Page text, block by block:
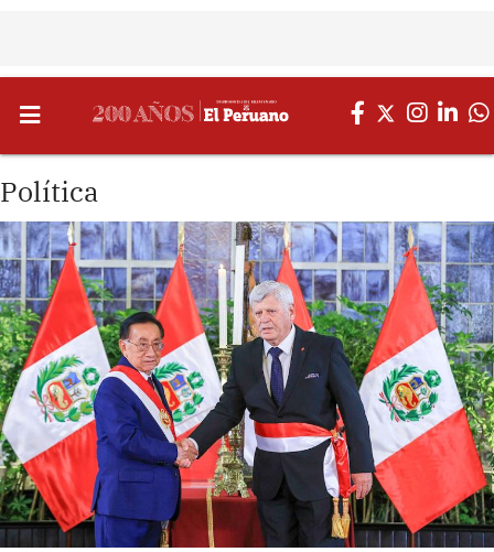
Política